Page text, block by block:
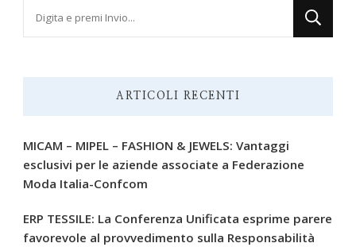
ARTICOLI RECENTI
MICAM – MIPEL – FASHION & JEWELS: Vantaggi
esclusivi per le aziende associate a Federazione
Moda Italia-Confcom
ERP TESSILE: La Conferenza Unificata esprime parere
favorevole al provvedimento sulla Responsabilità